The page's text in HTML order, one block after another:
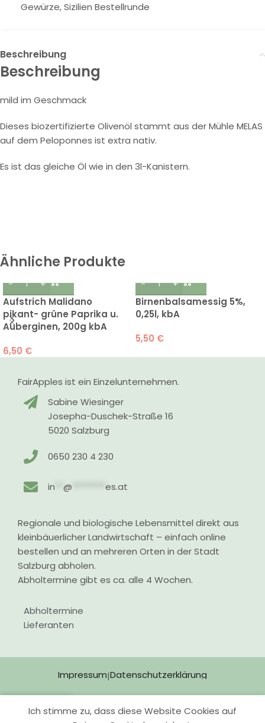
Gewürze,Sizilien Bestellrunde
Beschreibung
Beschreibung
mild im Geschmack
Dieses biozertifizierte Olivenöl stammt aus der Mühle MELAS
auf dem Peloponnes ist extra nativ.
Es ist das gleiche Öl wie in den 3l-Kanistern.
Ähnliche Produkte
Aufstrich Malidano
pikant- grüne Paprika u.
Auberginen, 200g kbA
6,50 €
Birnenbalsamessig 5%,
0,25l, kbA
5,50 €
FairApples ist ein Einzelunternehmen.
Sabine Wiesinger
Josepha-Duschek-Straße 16
5020 Salzburg
0650 230 4 230
in **@ ********es.at
Regionale und biologische Lebensmittel direkt aus
kleinbäuerlicher Landwirtschaft – einfach online
bestellen und an mehreren Orten in der Stadt
Salzburg abholen.
Abholtermine gibt es ca. alle 4 Wochen.
Abholtermine
Lieferanten
Impressum|Datenschutzerklärung
Ich stimme zu, dass diese Website Cookies auf